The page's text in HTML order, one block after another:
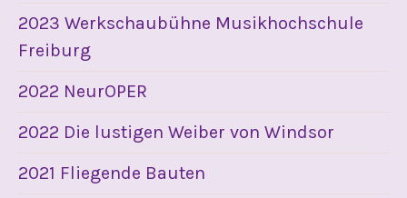
2023 Werkschaubühne Musikhochschule
Freiburg
2022 NeurOPER
2022 Die lustigen Weiber von Windsor
2021 Fliegende Bauten